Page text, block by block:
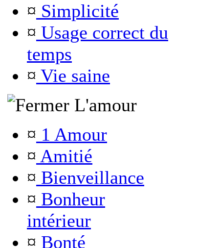
¤ Simplicité
¤ Usage correct du
temps
¤ Vie saine
L'amour
¤ 1 Amour
¤ Amitié
¤ Bienveillance
¤ Bonheur
intérieur
¤ Bonté